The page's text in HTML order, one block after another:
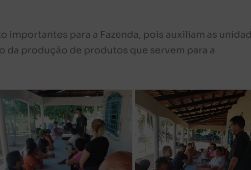
importantes para a Fazenda, pois auxiliam as
da produção de produtos que servem para a